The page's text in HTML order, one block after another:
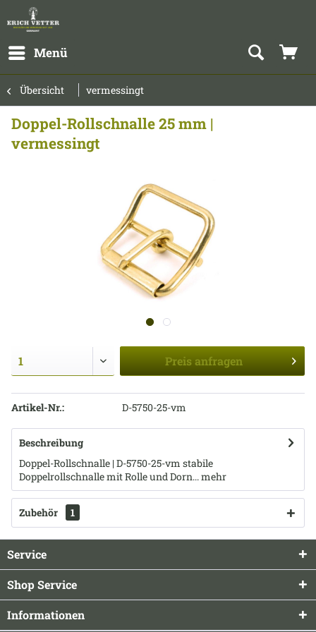
Menü
Übersicht vermessingt
Doppel-Rollschnalle 25 mm |
vermessingt
Preis anfragen
Artikel-Nr.: D-5750-25-vm
Beschreibung
Doppel-Rollschnalle | D-5750-25-vm stabile
Doppelrollschnalle mit Rolle und Dorn...mehr
Zubehör 1
Service
Shop Service
Informationen